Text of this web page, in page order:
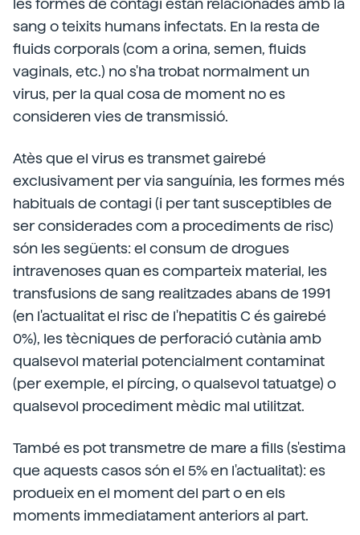
les formes de contagi estan relacionades amb la
sang o teixits humans infectats. En la resta de
fluids corporals (com a orina, semen, fluids
vaginals, etc.) no s'ha trobat normalment un
virus, per la qual cosa de moment no es
consideren vies de transmissió.
Atès que el virus es transmet gairebé
exclusivament per via sanguínia, les formes més
habituals de contagi (i per tant susceptibles de
ser considerades com a procediments de risc)
són les següents: el consum de drogues
intravenoses quan es comparteix material, les
transfusions de sang realitzades abans de 1991
(en l'actualitat el risc de l'hepatitis C és gairebé
0%), les tècniques de perforació cutània amb
qualsevol material potencialment contaminat
(per exemple, el pírcing, o qualsevol tatuatge) o
qualsevol procediment mèdic mal utilitzat.
També es pot transmetre de mare a fills (s'estima
que aquests casos són el 5% en l'actualitat): es
produeix en el moment del part o en els
moments immediatament anteriors al part.